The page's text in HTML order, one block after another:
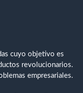
cuyo objetivo es
revolucionarios.
empresariales.